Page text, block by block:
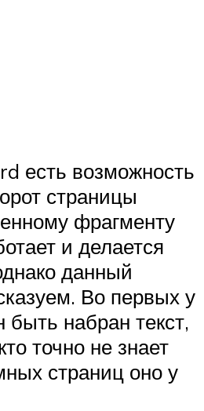
есть возможность
страницы
фрагменту
и делается
данный
Во первых у
набран текст,
точно не знает
страниц оно у